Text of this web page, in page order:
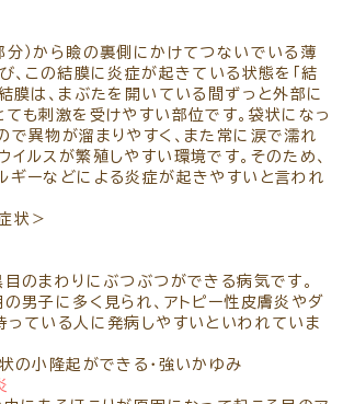
分）から瞼の裏側にかけてつないでいる薄
、この結膜に炎症が起きている状態を「結
膜は、まぶたを開いている間ずっと外部に
ても刺激を受けやすい部位です。袋状になっ
で異物が溜まりやすく、また常に涙で濡れ
イルスが繁殖しやすい環境です。そのため、
ギーなどによる炎症が起きやすいと言われ
状＞
のまわりにぶつぶつができる病気です。
男子に多く見られ、アトピー性皮膚炎やダ
っている人に発病しやすいといわれていま
の小隆起ができる・強いかゆみ